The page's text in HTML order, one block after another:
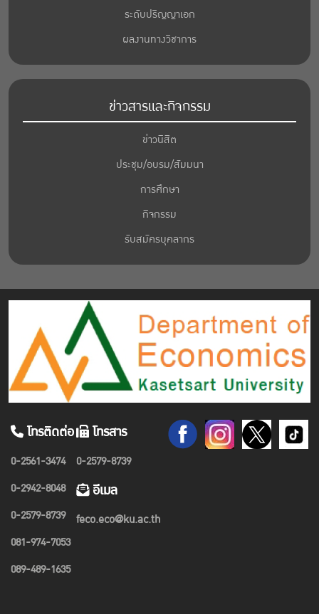
ระดับปริญญาเอก
ผลงานทางวิชาการ
ข่าวสารและกิจกรรม
ข่าวนิสิต
ประชุม/อบรม/สัมมนา
การศึกษา
กิจกรรม
รับสมัครบุคลากร
โทรติดต่อ
0-2561-3474
0-2942-8048
0-2579-8739
081-974-7053
089-489-1635
โทรสาร
0-2579-8739
อีเมล
feco.eco@ku.ac.th